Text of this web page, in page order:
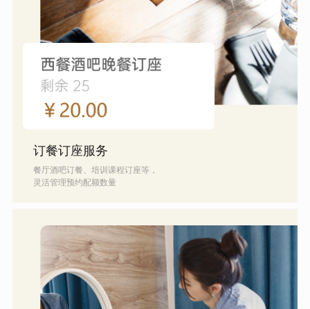
订餐订座服务
餐厅酒吧订餐、培训课程订座等，
灵活管理预约配额数量